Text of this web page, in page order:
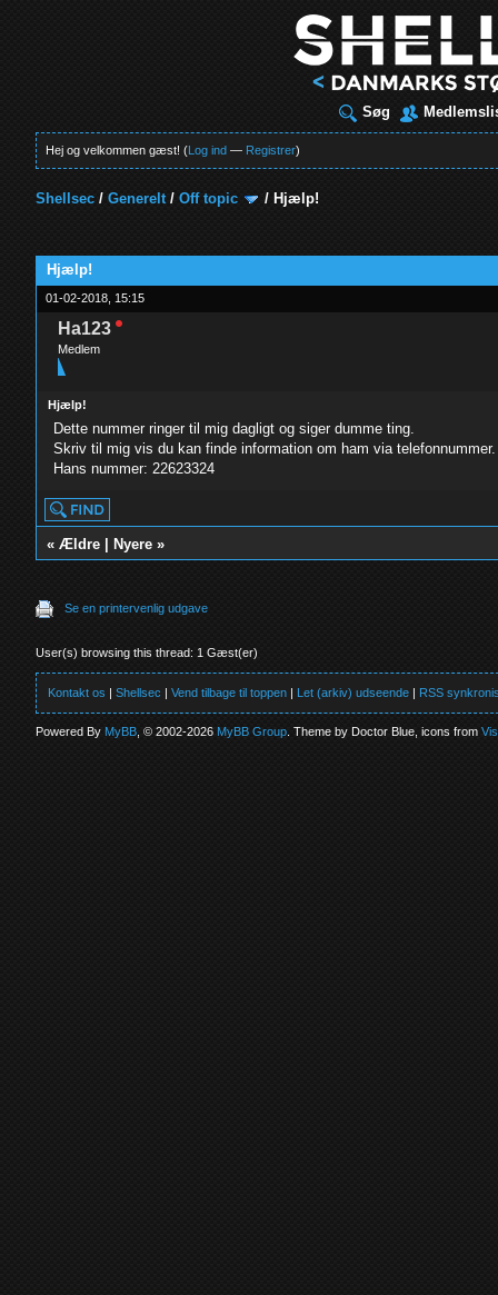
Søg
Hej og velkommen gæst! (Log ind — Registrer)
Shellsec /Generelt/Off topic / Hjælp!
Hjælp!
01-02-2018, 15:15
Ha123
Medlem
Hjælp!
Dette nummer ringer til mig dagligt og siger dumme ting.
Skriv til mig vis du kan finde information om ham via telefonnummer.
Hans nummer: 22623324
«Ældre Nyere »
Se en printervenlig udgave
User(s) browsing this thread: 1 Gæst(er)
Kontakt os |Shellsec |Vend tilbage til toppen | Let (arkiv) udseende | RSS
Powered ByMyBB , © 2002-2026MyBB Group . Theme by Doctor Blue, icons from